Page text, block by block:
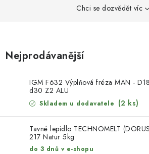
DÁRKOVÉ POUKAZY
STROJE DO DÍLNY
NÁSTROJE PRO OPRACOVÁNÍ KOVU
Chci se dozvědět víc
Nejprodávanější
IGM F632 Výplňová fréza MAN -
d30 Z2 ALU
Skladem u dodavatele (2 ks)
Tavné lepidlo TECHNOMELT
217 Natur 5kg
do 3 dnů v e-shopu